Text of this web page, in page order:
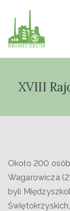
XVIII
Około 200
Wagarowicza
byli